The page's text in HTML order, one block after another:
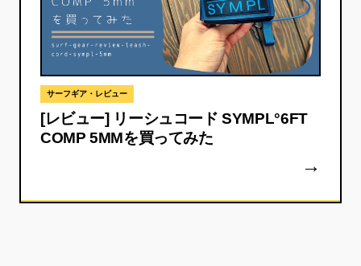
サーフギア・レビュー
[レビュー] リーシュコード SYMPL°6FT
COMP 5MMを買ってみた